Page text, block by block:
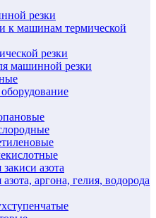
резки
к машинам термической
резки
машинной резки
азота
аргона, гелия, водорода